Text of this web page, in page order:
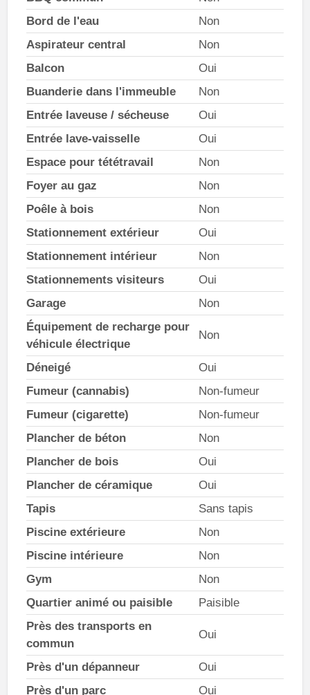
Bord de l'eau
Non
Aspirateur central
Non
Balcon
Oui
Buanderie dans l'immeuble
Non
Entrée laveuse / sécheuse
Oui
Entrée lave-vaisselle
Oui
Espace pour tététravail
Non
Foyer au gaz
Non
Poêle à bois
Non
Stationnement extérieur
Oui
Stationnement intérieur
Non
Stationnements visiteurs
Oui
Garage
Non
Équipement de recharge pour
véhicule électrique
Non
Déneigé
Oui
Fumeur (cannabis)
Non-fumeur
Fumeur (cigarette)
Non-fumeur
Plancher de béton
Non
Plancher de bois
Oui
Plancher de céramique
Oui
Tapis
Sans tapis
Piscine extérieure
Non
Piscine intérieure
Non
Gym
Non
Quartier animé ou paisible
Paisible
Près des transports en
commun
Oui
Près d'un dépanneur
Oui
Près d'un parc
Oui